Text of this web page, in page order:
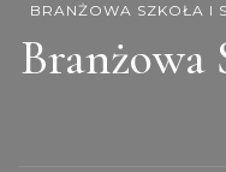
BRANŻOWA SZKOŁA I
Branżowa